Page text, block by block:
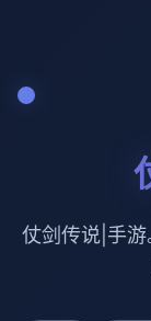
仗剑传说|手